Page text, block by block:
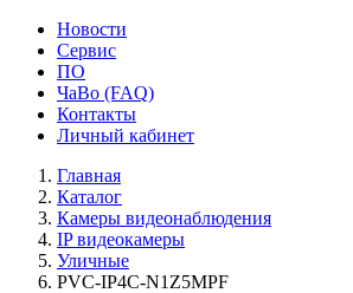
Новости
Сервис
ПО
ЧаВо (FAQ)
Контакты
Личный кабинет
Главная
Каталог
Камеры видеонаблюдения
IP видеокамеры
Уличные
PVC-IP4C-N1Z5MPF